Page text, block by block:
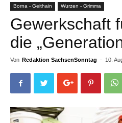
Borna - Geithain Wurzen - Grimma
Gewerkschaft
die
Von Redaktion SachsenSonntag - 10.